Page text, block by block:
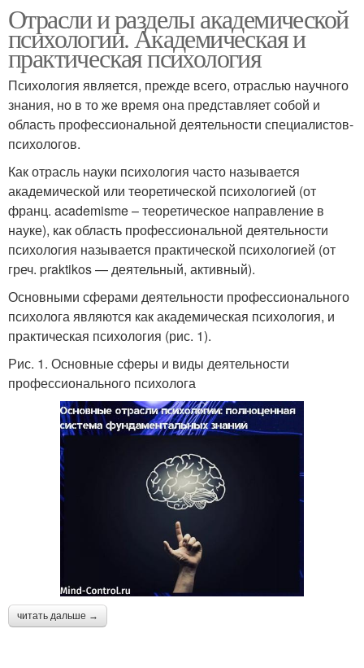
Отрасли и разделы академической
психологии. Академическая и
практическая психология
Психология является, прежде всего, отраслью научного
знания, но в то же время она представляет собой и
область профессиональной деятельности специалистов-
психологов.
Как отрасль науки психология часто называется
академической или теоретической психологией (от
франц. academisme – теоретическое направление в
науке), как область профессиональной деятельности
психология называется практической психологией (от
греч. praktikos — деятельный, активный).
Основными сферами деятельности профессионального
психолога являются как академическая психология, и
практическая психология (рис. 1).
Рис. 1. Основные сферы и виды деятельности
профессионального психолога
читать дальше →